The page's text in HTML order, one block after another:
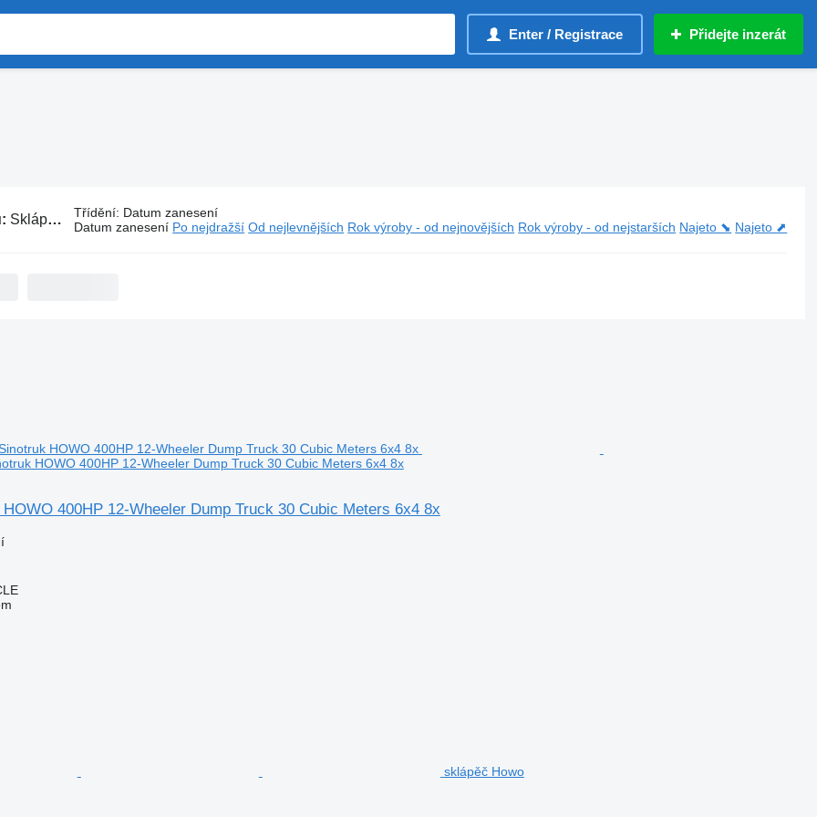
Enter / Registrace Přidejte inzerát
Sklápěči Howo Třídění: Datum zanesení
Datum zanesení Po nejdražší Od nejlevnějších Rok výroby - od nejnovějších Rok výroby - od nejstarších Najeto ⬊ Najeto ⬈
HOWO 400HP 12-Wheeler Dump Truck 30 Cubic Meters 6x4 8x
400HP 12-Wheeler Dump Truck 30 Cubic Meters 6x4 8x
sklápěč Howo